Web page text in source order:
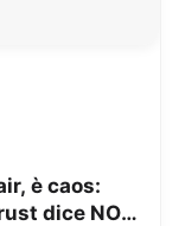
è caos:
dice NO